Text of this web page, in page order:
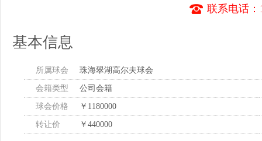
联系电话：
基本信息
所属球会 珠海翠湖高尔夫球会
会籍类型 公司会籍
球会价格 ￥1180000
转让价 ￥440000